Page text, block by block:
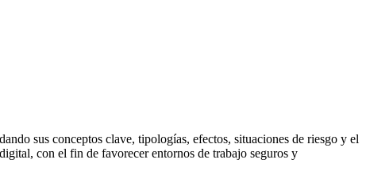
sus conceptos clave, tipologías, efectos, situaciones de riesgo y el
con el fin de favorecer entornos de trabajo seguros y